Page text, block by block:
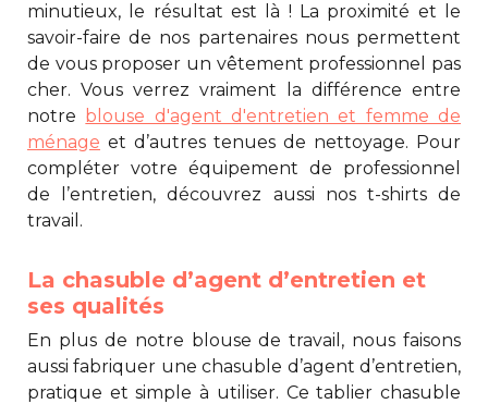
minutieux, le résultat est là ! La proximité et le
savoir-faire de nos partenaires nous permettent
de vous proposer un vêtement professionnel pas
cher. Vous verrez vraiment la différence entre
notre blouse d'agent d'entretien et femme de
ménage et d’autres tenues de nettoyage. Pour
compléter votre équipement de professionnel
de l’entretien, découvrez aussi nos t-shirts de
travail.
La chasuble d’agent d’entretien et
ses qualités
En plus de notre blouse de travail, nous faisons
aussi fabriquer unechasuble d’agent d’entretien,
pratique et simple à utiliser. Cetablier chasuble